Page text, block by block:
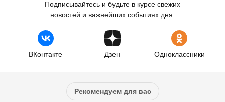
Подписывайтесь и будьте в курсе свежих
новостей и важнейших событиях дня.
ВКонтакте Дзен Одноклассники
Рекомендуем для вас